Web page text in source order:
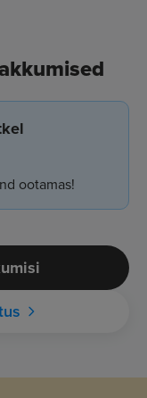
ootamas!